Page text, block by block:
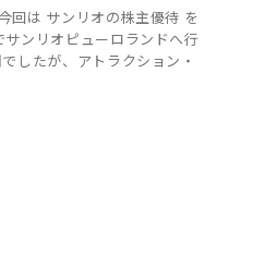
回は サンリオの株主優待 を
ンリオピューロランドへ行
したが、アトラクション・